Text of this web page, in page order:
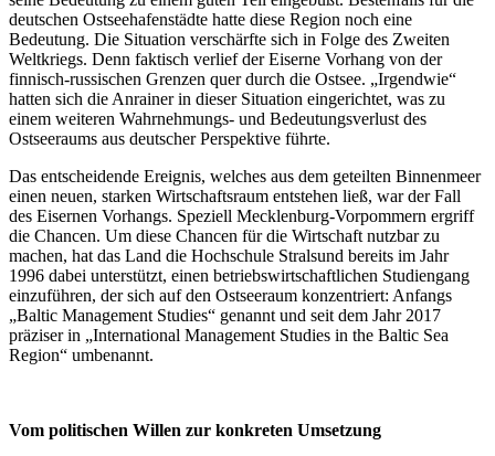
deutschen Ostseehafenstädte hatte diese Region noch eine
Bedeutung. Die Situation verschärfte sich in Folge des Zweiten
Weltkriegs. Denn faktisch verlief der Eiserne Vorhang von der
finnisch-russischen Grenzen quer durch die Ostsee. „Irgendwie“
hatten sich die Anrainer in dieser Situation eingerichtet, was zu
einem weiteren Wahrnehmungs- und Bedeutungsverlust des
Ostseeraums aus deutscher Perspektive führte.
Das entscheidende Ereignis, welches aus dem geteilten Binnenmeer
einen neuen, starken Wirtschaftsraum entstehen ließ, war der Fall
des Eisernen Vorhangs. Speziell Mecklenburg-Vorpommern ergriff
die Chancen. Um diese Chancen für die Wirtschaft nutzbar zu
machen, hat das Land die Hochschule Stralsund bereits im Jahr
1996 dabei unterstützt, einen betriebswirtschaftlichen Studiengang
einzuführen, der sich auf den Ostseeraum konzentriert: Anfangs
„Baltic Management Studies“ genannt und seit dem Jahr 2017
präziser in „International Management Studies in the Baltic Sea
Region“ umbenannt.
Vom politischen Willen zur konkreten Umsetzung